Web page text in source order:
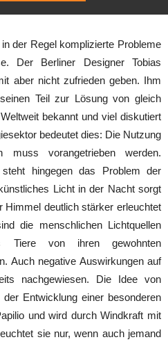
der Regel komplizierte Probleme
Der Berliner Designer Tobias
aber nicht zufrieden geben. Ihm
Teil zur Lösung von gleich
bekannt und viel diskutiert
bedeutet dies: Die Nutzung
muss vorangetrieben werden.
hingegen das Problem der
Licht in der Nacht sorgt
Himmel deutlich stärker erleuchtet
die menschlichen Lichtquellen
Tiere von ihren gewohnten
Auch negative Auswirkungen auf
nachgewiesen. Die Idee von
Entwicklung einer besonderen
und wird durch Windkraft mit
sie nur, wenn auch jemand